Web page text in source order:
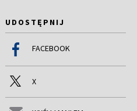
UDOSTĘPNIJ
FACEBOOK
X